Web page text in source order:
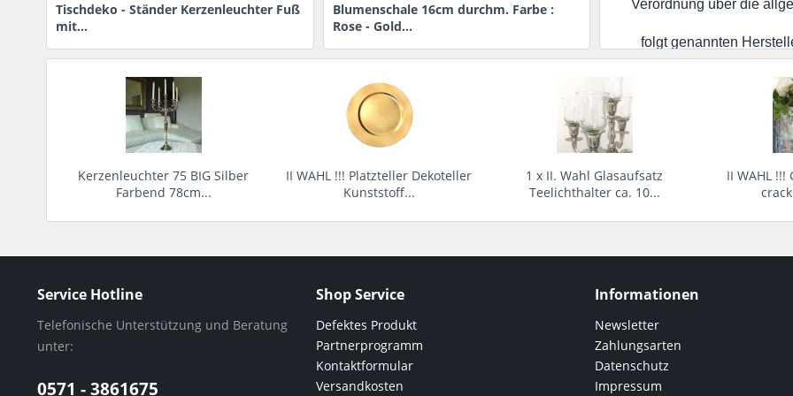
Tischdeko - Ständer Kerzenleuchter Fuß
mit...
29,95 € *
Verordnung über die
folgt genannten
Alle von uns versandte
zutreffenden
Gebrauchsanleitung /
Gebrauchsanleitung
Gebrauchsanleitung /
Blumenschale 16cm durchm. Farbe :
Rose - Gold...
6,69 € *
Kerzenleuchter 75 BIG Silber
Farbend 78cm...
II WAHL !!! Platzteller Dekoteller
Kunststoff...
1 x II. Wahl Glasaufsatz
Teelichthalter ca. 10...
II WAHL !!!
Service Hotline
Telefonische Unterstützung und Beratung
unter:
0571 - 3861675
Shop Service
Defektes Produkt
Partnerprogramm
Kontaktformular
Versandkosten
Informationen
Newsletter
Zahlungsarten
Datenschutz
Impressum